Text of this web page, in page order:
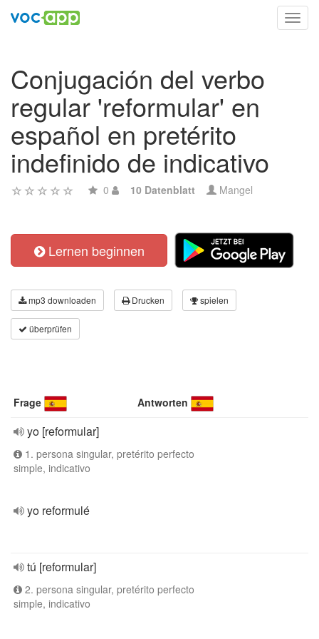
Conjugación del verbo
regular 'reformular' en
español en pretérito
indefinido de indicativo
0 10 Datenblatt Mangel
Lernen beginnen
mp3 downloaden Drucken spielen
überprüfen
Frage Antworten
yo [reformular]
1. persona singular, pretérito perfecto
simple, indicativo
yo reformulé
tú [reformular]
2. persona singular, pretérito perfecto
simple, indicativo